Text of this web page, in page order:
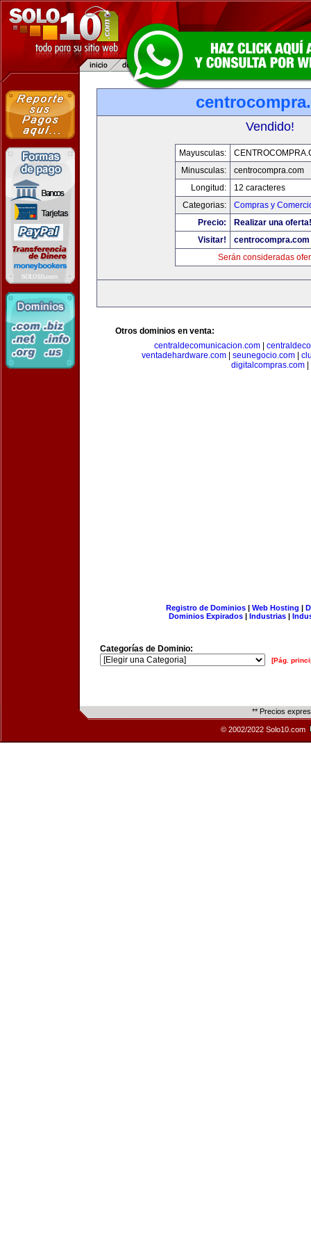
Vendido!
Mayusculas:
Minusculas:
centrocompra.com
Longitud:
12 caracteres
Categorias:
Compras y
Precio:
Realizar una oferta!
Visitar!
centrocompra.com
Serán consideradas
Otros dominios en venta:
centraldecomunicacion.com
ventadehardware.com| seunegocio.com|
digitalcompras.com
Registro de Dominios| Web Hosting |
Dominios Expirados | Industrias |
Categorías de Dominio:
[Pág.
** Precios
© 2002/2022 Solo10.com